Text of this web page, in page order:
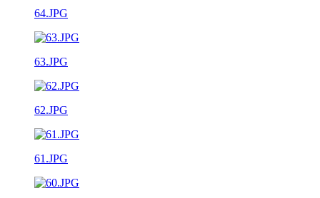
64.JPG
63.JPG
62.JPG
61.JPG